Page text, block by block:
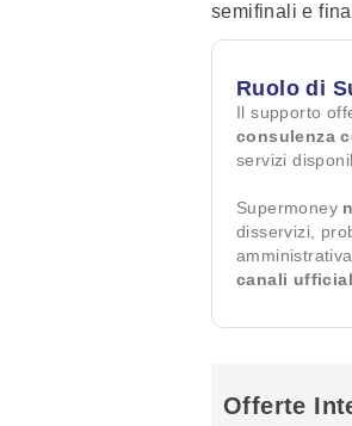
semifinali e
Ruolo di
Il supporto
consulenza
servizi
Supermoney
disservizi,
canali
Offerte